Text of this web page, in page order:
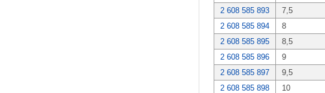
2 608 585 893
7,5
2 608 585 894
8
2 608 585 895
8,5
2 608 585 896
9
2 608 585 897
9,5
2 608 585 898
10